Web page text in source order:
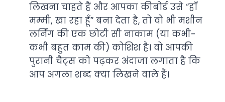
लिखना चाहते हैं और आपका कीबोर्ड उसे “हाँ
मम्मी, खा रहा हूँ” बना देता है, तो वो भी मशीन
लर्निंग की एक छोटी सी नाकाम (या कभी-
कभी बहुत काम की) कोशिश है। वो आपकी
पुरानी चैट्स को पढ़कर अंदाजा लगाता है कि
आप अगला शब्द क्या लिखने वाले हैं।